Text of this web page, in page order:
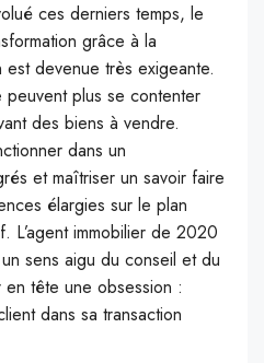
ces derniers temps, le
grâce à la
devenue très exigeante.
peuvent plus se contenter
des biens à vendre.
dans un
et maîtriser un savoir faire
élargies sur le plan
L’agent immobilier de 2020
sens aigu du conseil et du
tête une obsession :
dans sa transaction